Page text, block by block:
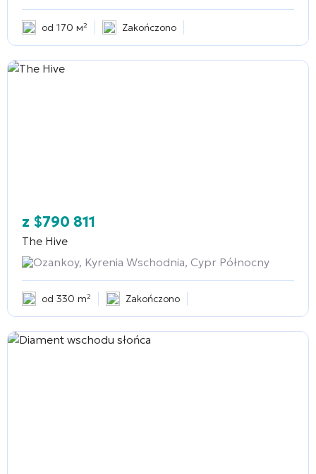
od 170 м² Zakończono
z $790 811
The Hive
Ozankoy, Kyrenia Wschodnia, Cypr Północny
od 330 m² Zakończono